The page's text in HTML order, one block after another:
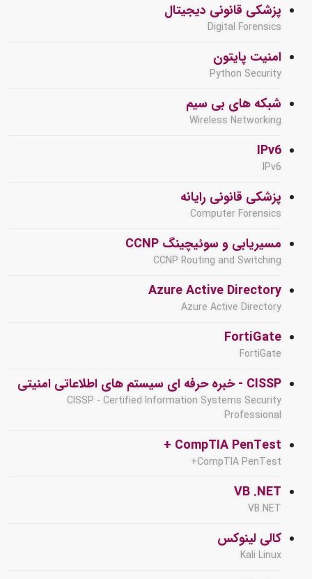
پزشکی قانونی دیجیتال
Digital Forensics
امنیت پایتون
Python Security
شبکه های بی سیم
Wireless Networking
IPv6
IPv6
پزشکی قانونی رایانه
Computer Forensics
مسیریابی و سوئیچینگ CCNP
CCNP Routing and Switching
Azure Active Directory
Azure Active Directory
FortiGate
FortiGate
CISSP - خبره حرفه ای سیستم های اطلاعاتی امنیتی
CISSP - Certified Information Systems Security
Professional
CompTIA PenTest +
CompTIA PenTest+
VB .NET
VB.NET
کالی لینوکس
Kali Linux